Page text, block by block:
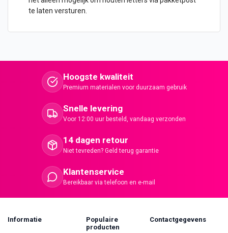
te laten versturen.
Hoogste kwaliteit
Premium materialen voor duurzaam gebruik
Snelle levering
Voor 12:00 uur besteld, vandaag verzonden
14 dagen retour
Niet tevreden? Geld terug garantie
Klantenservice
Bereikbaar via telefoon en e-mail
Informatie
Populaire
producten
Contactgegevens